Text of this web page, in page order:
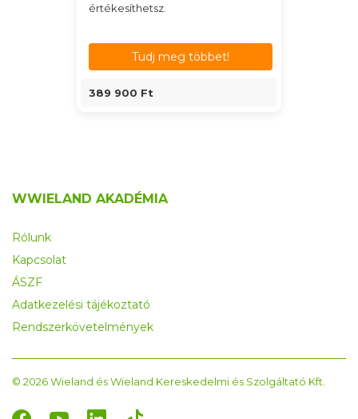
értékesíthetsz.
Tudj meg többet!
389 900 Ft
WWIELAND AKADÉMIA
Rólunk
Kapcsolat
ÁSZF
Adatkezelési tájékoztató
Rendszerkövetelmények
© 2026 Wieland és Wieland Kereskedelmi és Szolgáltató Kft.